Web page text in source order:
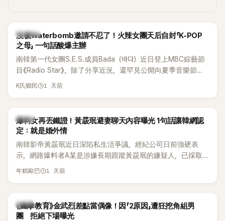
當年情況，李智惠終於鬆口坦言，當時確實被質疑動過隆胸手
術。她回憶：「拍了比基尼照片之後，就開始被說是不是去隆乳
了。」為了澄清誤會，她只好親自站出來說清楚。 李智惠進一步
解釋，當時隆胸手術幾乎只有「腋下切開」一種方式，「所以我就
想，既然一直說我有做，那我乾脆把腋下給大家看，證明我根
召開了一場泳裝記者招待會。當時她穿著比基尼站在一排攝影
機前，面對媒體擺出各種姿勢，畫面至今仍被網友津津樂道。
這段為平息爭議、直接公開腋下畫面自證清白的往事再度被提
起，節目現場立刻充滿驚呼聲與笑聲，也再次讓人見識到她面
對流言時「豁出去」的直率性格。其實她過去也曾在 SBS 節目
《脫掉鞋子恢單4Men》 中，親自公開那張當年引發話題的「腋下
員身分出道，該團在 2000 年代初期紅極一時，由李智惠、徐
智英兩位女成員，以及張錫炫、Chris Kim 兩位男成員組成。不
K-POP
沒被Waterbomb邀請不忍了！火辣女團天后自封「K-POP
之母」 一句話酸爆主辦
南韓第一代女團S.E.S.成員Bada（바다）近日登上MBC綜藝節
目《Radio Star》，除了分享近況，還罕見公開向夏季音樂節
Waterbomb喊話，笑稱自己至今從未受邀演出，更幽默表示：
K氏鄉民 1 天前
韓星
爆料女再丟鐵證！黃晸珉避妻聊天內容曝光 1句話讓韓網認
定：就是婚外情
南韓影帝黃晸珉近日深陷私生活爭議，經紀公司日前強硬表
示，網路爆料者A某是涉嫌長期跟蹤黃晸珉的嫌疑人，已採取
法律行動。不過，A某並未因此停止發聲，5日再度透過社群平
年糕歐巴 1 天前
韓星
《鐵拳教育》金武烈差點當偶像！因「2原因」遭狂挖角組男
團 拒絕下場曝光